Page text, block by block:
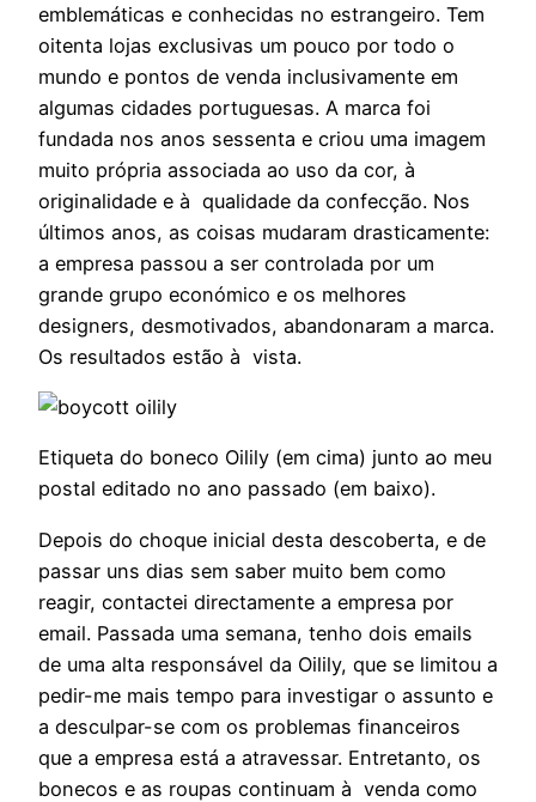
emblemáticas e conhecidas no estrangeiro. Tem
oitenta lojas exclusivas um pouco por todo o
mundo e pontos de venda inclusivamente em
algumas cidades portuguesas. A marca foi
fundada nos anos sessenta e criou uma imagem
muito própria associada ao uso da cor, à
originalidade e à qualidade da confecção. Nos
últimos anos, as coisas mudaram drasticamente:
a empresa passou a ser controlada por um
grande grupo económico e os melhores
designers, desmotivados, abandonaram a marca.
Os resultados estão à vista.
Etiqueta do boneco Oilily (em cima) junto ao meu
postal editado no ano passado (em baixo).
Depois do choque inicial desta descoberta, e de
passar uns dias sem saber muito bem como
reagir, contactei directamente a empresa por
email. Passada uma semana, tenho dois emails
de uma alta responsável da Oilily, que se limitou a
pedir-me mais tempo para investigar o assunto e
a desculpar-se com os problemas financeiros
que a empresa está a atravessar. Entretanto, os
bonecos e as roupas continuam à venda como